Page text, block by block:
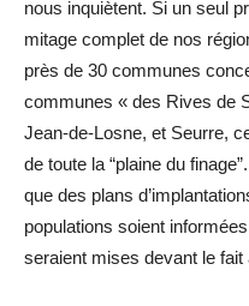
nous inquiètent. Si un seul
mitage complet de nos
près de 30 communes
communes « des Rives de
Jean-de-Losne, et Seurre,
de toute la “plaine du
que des plans
populations soient
seraient mises devant le fait